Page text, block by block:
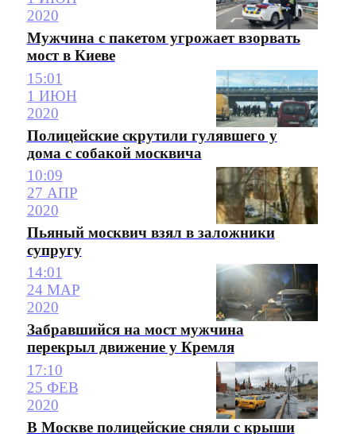
2020
Мужчина с пакетом угрожает взорвать
мост в Киеве
15:01
1 ИЮН
2020
Полицейские скрутили гулявшего у
дома с собакой москвича
10:09
27 АПР
2020
Пьяный москвич взял в заложники
супругу
14:01
24 МАР
2020
Забравшийся на мост мужчина
перекрыл движение у Кремля
17:10
25 ФЕВ
2020
В Москве полицейские сняли с крыши